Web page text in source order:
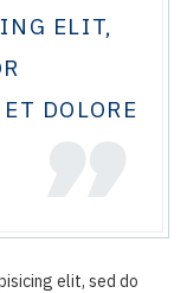
ELIT,
DOLORE
elit, sed do